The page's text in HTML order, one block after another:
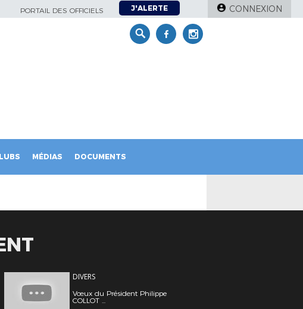
PORTAIL DES OFFICIELS J'ALERTE CONNEXION
MÉDIAS DOCUMENTS
DIVERS
Vœux du Président Philippe
COLLOT ...